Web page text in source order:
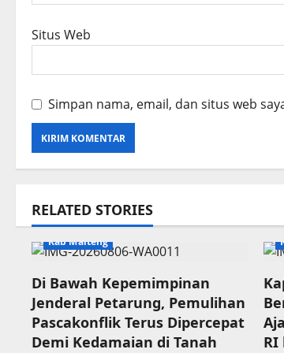
Situs Web
Simpan nama, email, dan situs web
RELATED STORIES
Kab Malteng
Di Bawah Kepemimpinan
Jenderal Petarung, Pemulihan
Pascakonflik Terus Dipercepat
Demi Kedamaian di Tanah
RI